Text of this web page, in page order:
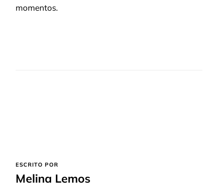
momentos.
ESCRITO POR
Melina Lemos